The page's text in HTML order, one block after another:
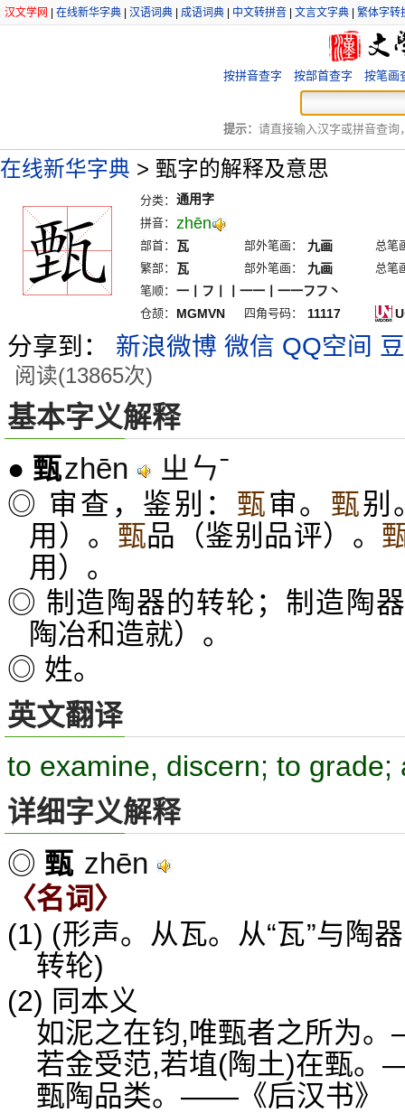
汉文学网 在线新华字典 汉语词典 成语词典 中文转拼音 文言文字典 繁体字转
按拼音查字 按部首查字 按笔画
提示： 请直接输入汉字或拼音查询
在线新华字典 > 甄字的解释及意思
分类： 通用字
拼音： zhēn
部首： 瓦 部外笔画： 九画
总笔
繁部：
瓦 部外笔画： 九画
总笔
笔顺： 一丨フ丨丨一一丨一一フフ丶
仓颉： MGMVN 四角号码： 11117
分享到： 新浪微博 微信 QQ空间
阅读(13865次)
基本字义解释
● 甄zhēn ㄓㄣˉ
◎ 审查，鉴别： 甄审。 甄别
用）。 甄品（鉴别品评）。
用）。
◎ 制造陶器的转轮；制造陶
陶冶和造就）。
◎ 姓。
英文翻译
to examine, discern; to grade;
详细字义解释
◎ 甄 zhēn
〈名词〉
(1) (形声。从瓦。从“瓦”与陶
转轮)
(2) 同本义
如泥之在钧,唯甄者之所为
若金受范,若埴(陶土)在甄
甄陶品类。——《后汉书》